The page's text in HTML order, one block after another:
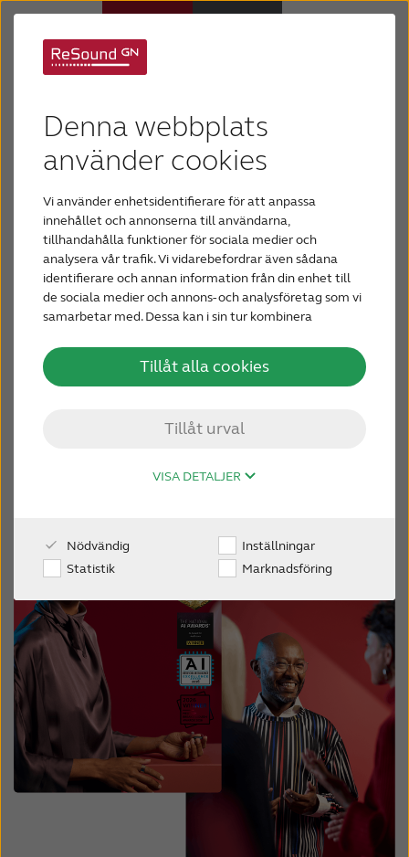
Denna webbplats
använder cookies
Vi använder enhetsidentifierare för att anpassa
innehållet och annonserna till användarna,
tillhandahålla funktioner för sociala medier och
analysera vår trafik. Vi vidarebefordrar även sådana
identifierare och annan information från din enhet till
de sociala medier och annons- och analysföretag som vi
samarbetar med. Dessa kan i sin tur kombinera
tillhandahållit eller som de har samlat in när du har
använt deras tjänster.
Tillåt urval
Tillåt alla cookies
VISA DETALJER
Nödvändig
Inställningar
Statistik
Marknadsföring
Om nedsatt hörsel
Hjälp
Varför ReSound?
Blogg
KONTAKTA OSS
SVERIGE
Australia Brasil
Canada Česká republika
China Danmark
Deutschland España
France
hörapparater
unika behov. ReSounds ekosystem med
hörapparater, trådlösa tillbehör och appar hjälper
dig att höra och anpassa dig till olika miljöer och
situationer med enastående ljudkvalitet. Tack vare
vårt stora utbud av hörapparater har vi en lösning
den senaste tekniken nedan